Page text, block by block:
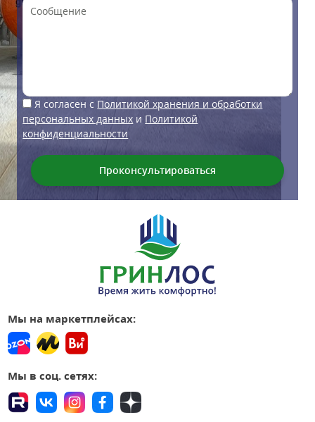
Я согласен с Политикой хранения и обработки
персональных данных и Политикой
конфиденциальности
Мы на маркетплейсах:
Мы в соц. сетях: